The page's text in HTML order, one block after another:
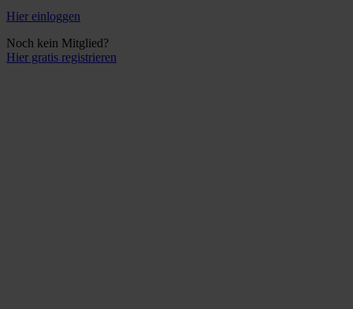
Hier einloggen
Noch kein Mitglied?
Hier gratis registrieren